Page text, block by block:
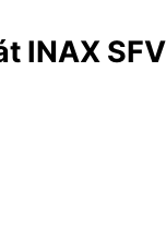
INAX